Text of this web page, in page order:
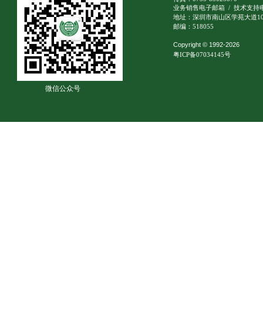
业务销售电子邮箱 / 技术支持
地址：深圳市南山区学苑大道
邮编：518055
Copyright © 1992-2026
粤ICP备07034145号
微信公众号